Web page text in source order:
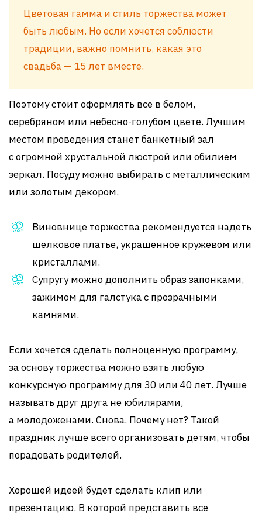
Цветовая гамма и стиль торжества может
быть любым. Но если хочется соблюсти
традиции, важно помнить, какая это
свадьба — 15 лет вместе.
Поэтому стоит оформлять все в белом,
серебряном или небесно-голубом цвете. Лучшим
местом проведения станет банкетный зал
с огромной хрустальной люстрой или обилием
зеркал. Посуду можно выбирать с металлическим
или золотым декором.
Виновнице торжества рекомендуется надеть
шелковое платье, украшенное кружевом или
кристаллами.
Супругу можно дополнить образ запонками,
зажимом для галстука с прозрачными
камнями.
Если хочется сделать полноценную программу,
за основу торжества можно взять любую
конкурсную программу для 30 или 40 лет. Лучше
называть друг друга не юбилярами,
а молодоженами. Снова. Почему нет? Такой
праздник лучше всего организовать детям, чтобы
порадовать родителей.
Хорошей идеей будет сделать клип или
презентацию. В которой представить все